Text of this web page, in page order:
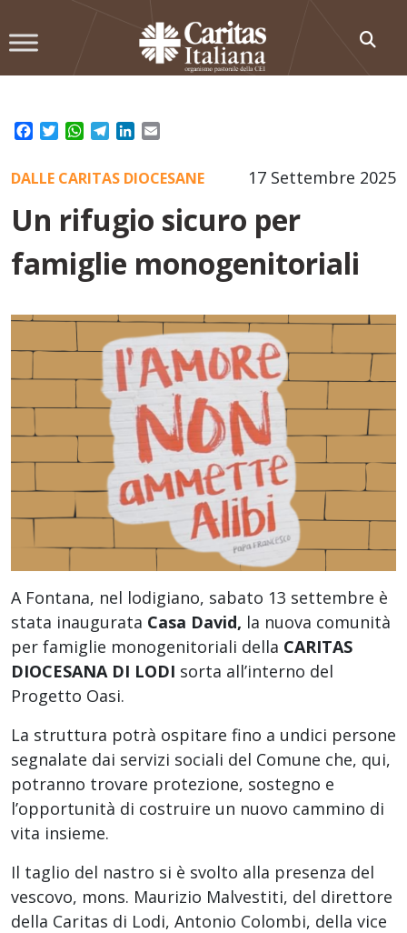
to
Facebook
TwitterWhatsApp
TelegramLinkedIn
17 Settembre 2025
DALLE CARITAS DIOCESANE
Un rifugio sicuro per
famiglie monogenitoriali
A Fontana, nel lodigiano, sabato 13 settembre è
stata inaugurata Casa David, la nuova comunità
per famiglie monogenitoriali della CARITAS
DIOCESANA DI LODI sorta all’interno del
Progetto Oasi.
La struttura potrà ospitare fino a undici persone
segnalate dai servizi sociali del Comune che, qui,
potranno trovare protezione, sostegno e
l’opportunità di costruire un nuovo cammino di
vita insieme.
Il taglio del nastro si è svolto alla presenza del
vescovo, mons. Maurizio Malvestiti, del direttore
della Caritas di Lodi, Antonio Colombi, della vice